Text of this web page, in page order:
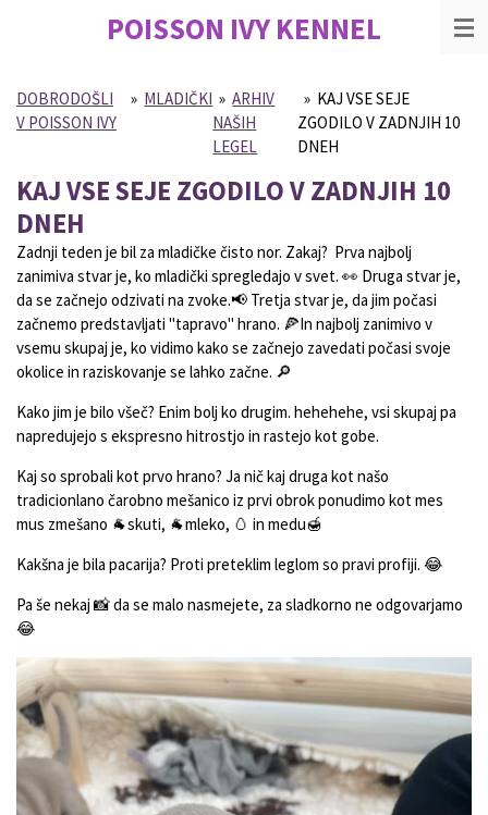
content
POISSON IVYKENNEL
DOBRODOŠLI
V POISSON IVY
» MLADIČKI » ARHIV
NAŠIH
LEGEL
» KAJ VSE SEJE
ZGODILO V ZADNJIH 10
DNEH
KAJ VSE SEJE ZGODILO V ZADNJIH 10
DNEH
Zadnji teden je bil za mladičke čisto nor. Zakaj? Prva najbolj
zanimiva stvar je, ko mladički spregledajo v svet. 👀 Druga stvar je,
da se začnejo odzivati na zvoke.📢 Tretja stvar je, da jim počasi
začnemo predstavljati "tapravo" hrano. 🍕In najbolj zanimivo v
vsemu skupaj je, ko vidimo kako se začnejo zavedati počasi svoje
okolice in raziskovanje se lahko začne. 🔎
Kako jim je bilo všeč? Enim bolj ko drugim. hehehehe, vsi skupaj pa
napredujejo s ekspresno hitrostjo in rastejo kot gobe.
Kaj so sprobali kot prvo hrano? Ja nič kaj druga kot našo
tradicionlano čarobno mešanico iz prvi obrok ponudimo kot mes
mus zmešano 🐐skuti, 🐐mleko, 🥚 in medu🍯
Kakšna je bila pacarija? Proti preteklim leglom so pravi profiji. 😂
Pa še nekaj 📸 da se malo nasmejete, za sladkorno ne odgovarjamo
😂